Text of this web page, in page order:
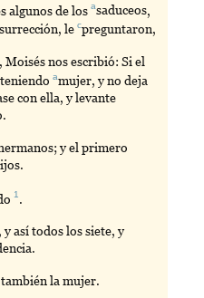
algunos de losasaduceos,
, lecpreguntaron,
Moisés nos escribió: Si el
teniendoamujer, y no deja
con ella, y levante
y el primero
1.
así todos los siete, y
la mujer.